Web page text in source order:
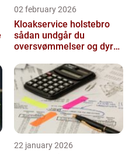
02 february 2026
Kloakservice holstebro
sådan undgår du
oversvømmelser og dyre
22 january 2026